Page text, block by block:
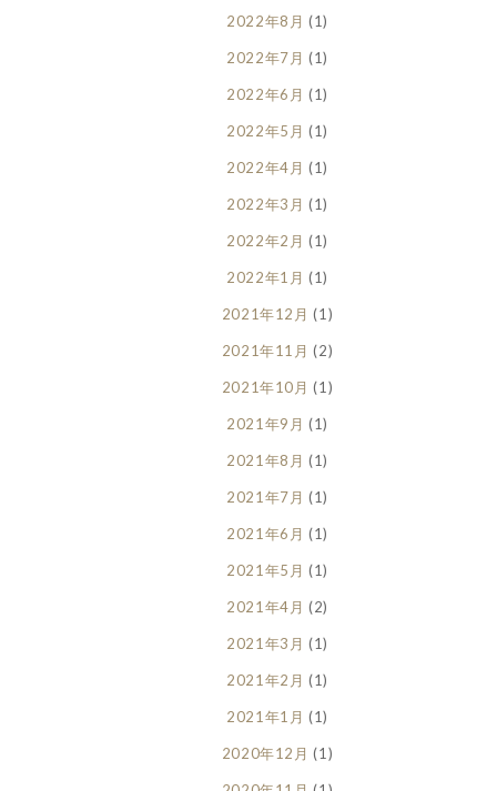
2022年8月 (1)
2022年7月 (1)
2022年6月 (1)
2022年5月 (1)
2022年4月 (1)
2022年3月 (1)
2022年2月 (1)
2022年1月 (1)
2021年12月 (1)
2021年11月 (2)
2021年10月 (1)
2021年9月 (1)
2021年8月 (1)
2021年7月 (1)
2021年6月 (1)
2021年5月 (1)
2021年4月 (2)
2021年3月 (1)
2021年2月 (1)
2021年1月 (1)
2020年12月 (1)